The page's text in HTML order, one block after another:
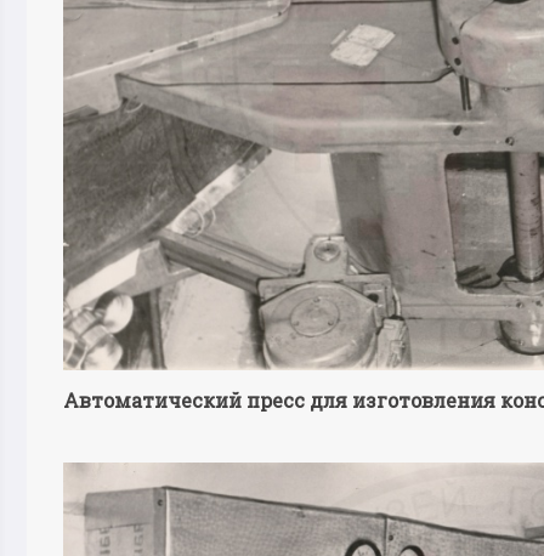
Автоматический пресс для изготовления